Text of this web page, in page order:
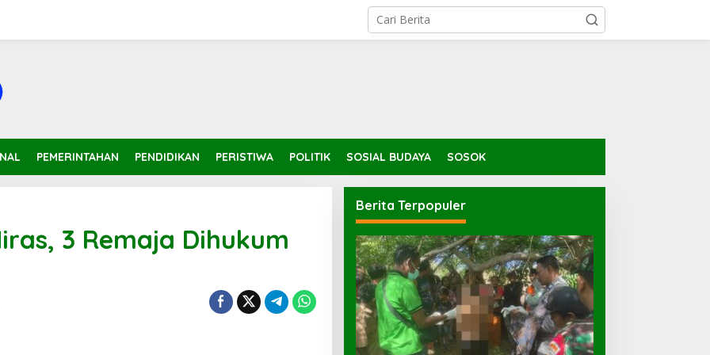
PEMERINTAHAN PENDIDIKAN PERISTIWA POLITIK SOSIAL BUDAYA SOSOK
3 Remaja Dihukum
Berita Terpopuler